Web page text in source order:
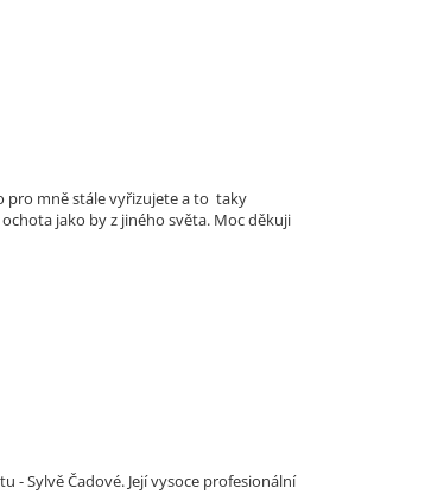
pro mně stále vyřizujete a to taky
jako by z jiného světa. Moc děkuji
Sylvě Čadové. Její vysoce profesionální